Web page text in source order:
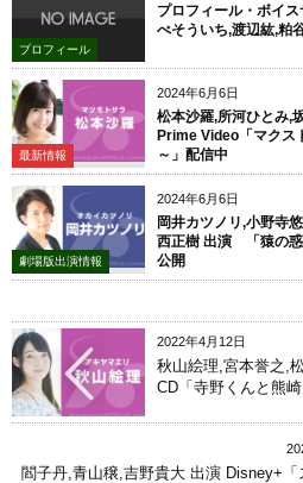
プロフィール
プロフィール・ボイ
べそういち,渡辺紘,粕
2024年6月6日
最新情報
松本沙羅,所河ひとみ
Prime Video「マクス
～」配信中
2024年6月6日
劇場版出演情報
岡井カツノリ,小野寺
西正樹 出演 「猿の惑
公開
2022年4月12日
秋山絵理,宮本誉之,
CD「寺野くんと熊崎
閻子丹,青山穣,吉野貴大 出演 Disney+「